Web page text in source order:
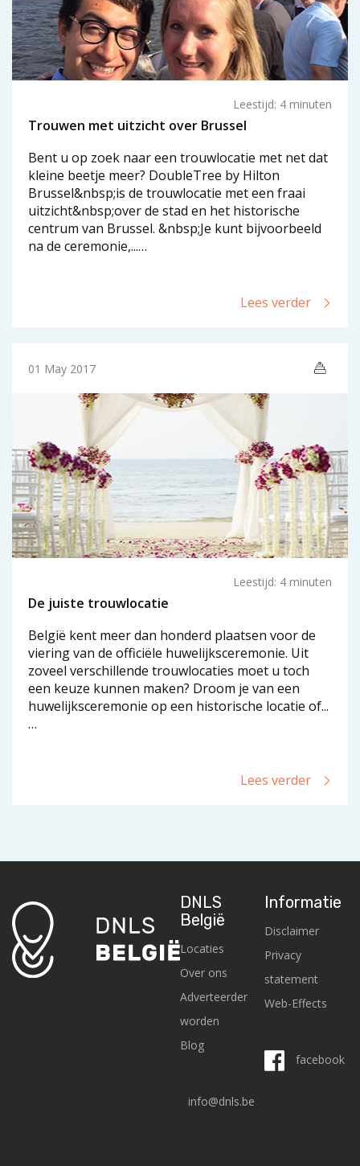
Leestijd: 4 minuten
Trouwen met uitzicht over Brussel
Bent u op zoek naar een trouwlocatie met net dat
kleine beetje meer? DoubleTree by Hilton
Brussel&nbsp;is de trouwlocatie met een fraai
uitzicht&nbsp;over de stad en het historische
centrum van Brussel. &nbsp;Je kunt bijvoorbeeld
na de ceremonie,...…
Lees verder
01 May 2017
Leestijd: 4 minuten
De juiste trouwlocatie
België kent meer dan honderd plaatsen voor de
viering van de officiële huwelijksceremonie. Uit
zoveel verschillende trouwlocaties moet u toch
een keuze kunnen maken? Droom je van een
huwelijksceremonie op een historische locatie of...
…
Lees verder
DNLS
België
Locaties
Over ons
Adverteerder
worden
Blog
info@dnls.be
Informatie
Disclaimer
Privacy
statement
Web-Effects
facebook